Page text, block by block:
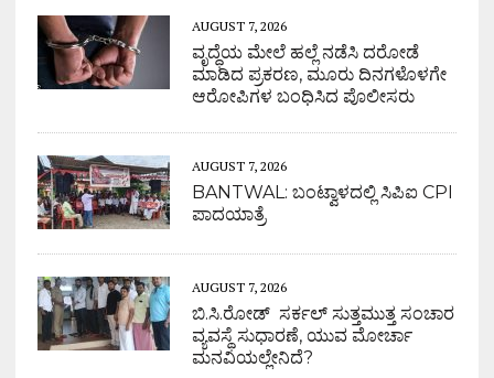
AUGUST 7, 2026
ವೃದ್ಧೆಯ ಮೇಲೆ ಹಲ್ಲೆ ನಡೆಸಿ ದರೋಡೆ
ಮಾಡಿದ ಪ್ರಕರಣ, ಮೂರು ದಿನಗಳೊಳಗೇ
ಆರೋಪಿಗಳ ಬಂಧಿಸಿದ ಪೊಲೀಸರು
AUGUST 7, 2026
BANTWAL: ಬಂಟ್ವಾಳದಲ್ಲಿ ಸಿಪಿಐ CPI
ಪಾದಯಾತ್ರೆ
AUGUST 7, 2026
ಬಿ.ಸಿ.ರೋಡ್ ಸರ್ಕಲ್ ಸುತ್ತಮುತ್ತ ಸಂಚಾರ
ವ್ಯವಸ್ಥೆ ಸುಧಾರಣೆ, ಯುವ ಮೋರ್ಚಾ
ಮನವಿಯಲ್ಲೇನಿದೆ?